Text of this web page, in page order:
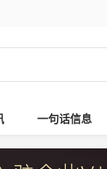
一句话信息